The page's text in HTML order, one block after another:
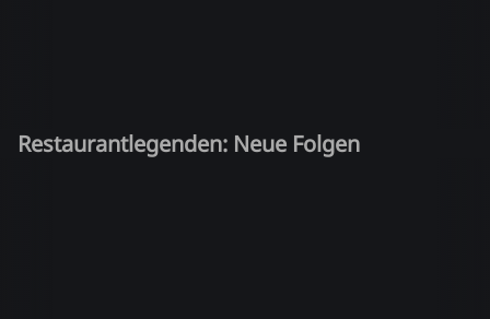
Restaurantlegenden: Neue Folgen